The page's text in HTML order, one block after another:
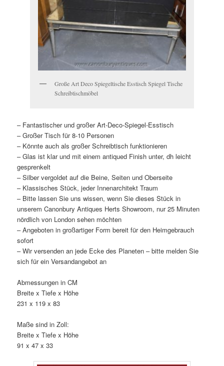
Große Art Deco Spiegeltische Esstisch Spiegel Tische
Schreibtischmöbel
– Fantastischer und großer Art-Deco-Spiegel-Esstisch
– Großer Tisch für 8-10 Personen
– Könnte auch als großer Schreibtisch funktionieren
– Glas ist klar und mit einem antiqued Finish unter, dh leicht
gesprenkelt
– Silber vergoldet auf die Beine, Seiten und Oberseite
– Klassisches Stück, jeder Innenarchitekt Traum
– Bitte lassen Sie uns wissen, wenn Sie dieses Stück in
unserem Canonbury Antiques Herts Showroom, nur 25 Minuten
nördlich von London sehen möchten
– Angeboten in großartiger Form bereit für den Heimgebrauch
sofort
– Wir versenden an jede Ecke des Planeten – bitte melden Sie
sich für ein Versandangebot an
Abmessungen in CM
Breite x Tiefe x Höhe
231 x 119 x 83
Maße sind in Zoll:
Breite x Tiefe x Höhe
91 x 47 x 33